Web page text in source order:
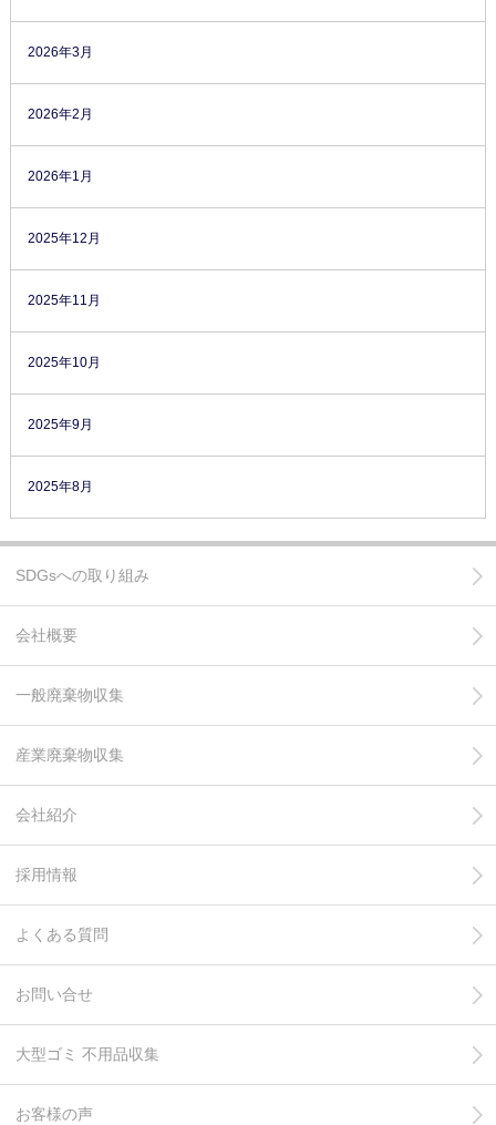
2026年3月
2026年2月
2026年1月
2025年12月
2025年11月
2025年10月
2025年9月
2025年8月
SDGsへの取り組み
会社概要
一般廃棄物収集
産業廃棄物収集
会社紹介
採用情報
よくある質問
お問い合せ
大型ゴミ 不用品収集
お客様の声